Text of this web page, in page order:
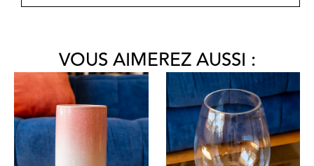
VOUS AIMEREZ AUSSI :